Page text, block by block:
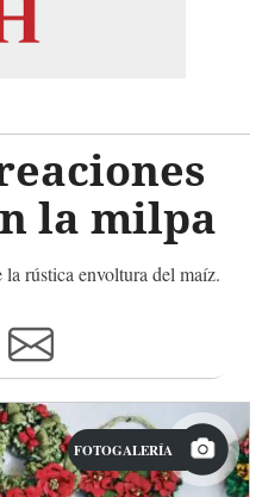
la milpa
la rústica envoltura del maíz.
FOTOGALERÍA